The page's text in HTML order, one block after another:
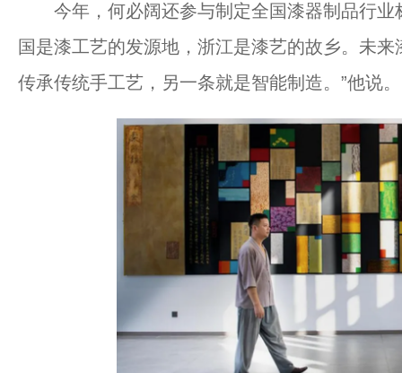
今年，何必阔还参与制定全国漆器制品行业
国是漆工艺的发源地，浙江是漆艺的故乡。未来
传承传统手工艺，另一条就是智能制造。”他说。